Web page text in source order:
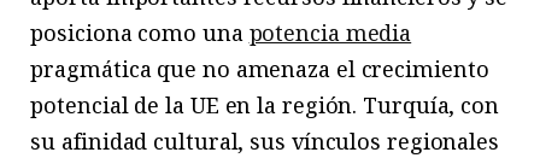
posiciona como una potencia media
pragmática que no amenaza el crecimiento
potencial de la UE en la región. Turquía, con
su afinidad cultural, sus vínculos regionales